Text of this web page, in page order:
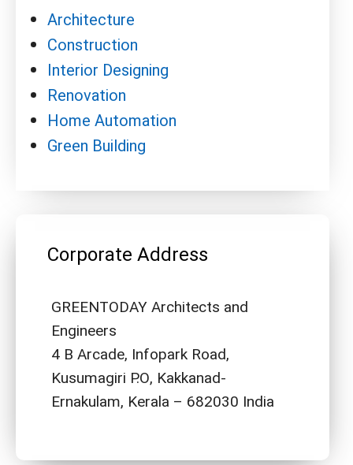
Architecture
Construction
Interior Designing
Renovation
Home Automation
Green Building
Corporate Address
GREENTODAY Architects and
Engineers
4 B Arcade, Infopark Road,
Kusumagiri P.O, Kakkanad-
Ernakulam, Kerala – 682030 India